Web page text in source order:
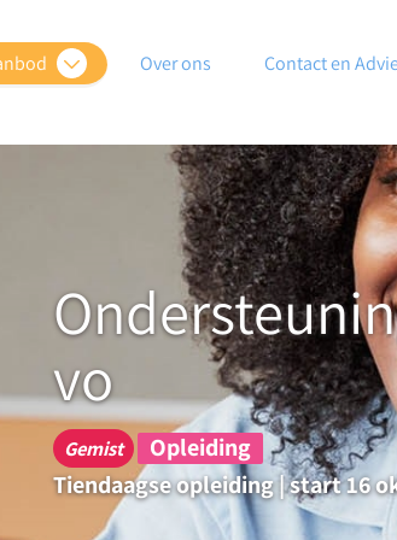
Over ons Contact en
vo
Gemist
Opleiding
Tiendaagse opleiding | start 16